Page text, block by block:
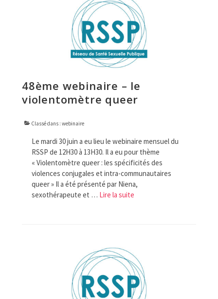
DOCUMENTATION
LA JOURNÉE DU RSSP
48ème webinaire – le
violentomètre queer
Classé dans : webinaire
Le mardi 30 juin a eu lieu le webinaire mensuel du
RSSP de 12H30 à 13H30. Il a eu pour thème
« Violentomètre queer : les spécificités des
violences conjugales et intra-communautaires
queer » Il a été présenté par Niena,
sexothérapeute et … Lire la suite­­